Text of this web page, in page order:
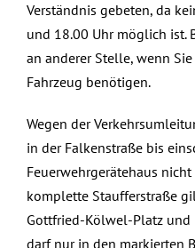
Verständnis gebeten, da
und 18.00 Uhr möglich ist.
an anderer Stelle, wenn
Fahrzeug benötigen.
Wegen der
in der Falkenstraße bis
Feuerwehrgerätehaus
komplette Staufferstraße
Gottfried-Kölwel-Platz und
darf nur in den markierten